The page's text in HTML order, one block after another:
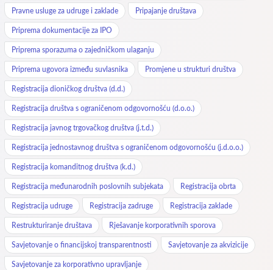
Pravne usluge za udruge i zaklade Pripajanje društava
Priprema dokumentacije za IPO
Priprema sporazuma o zajedničkom ulaganju
Priprema ugovora između suvlasnika Promjene u strukturi društva
Registracija dioničkog društva (d.d.)
Registracija društva s ograničenom odgovornošću (d.o.o.)
Registracija javnog trgovačkog društva (j.t.d.)
Registracija jednostavnog društva s ograničenom odgovornošću (j.d.o.o.)
Registracija komanditnog društva (k.d.)
Registracija međunarodnih poslovnih subjekata Registracija obrta
Registracija udruge Registracija zadruge Registracija zaklade
Restrukturiranje društava Rješavanje korporativnih sporova
Savjetovanje o financijskoj transparentnosti Savjetovanje za akvizicije
Savjetovanje za korporativno upravljanje